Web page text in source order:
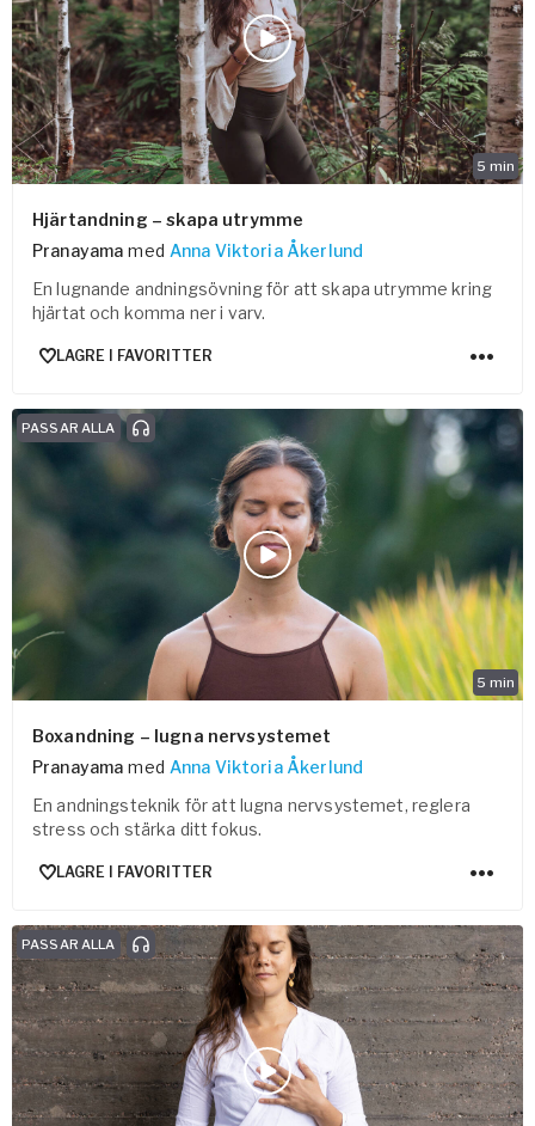
5 min
Hjärtandning – skapa utrymme
Pranayama med Anna Viktoria Åkerlund
En lugnande andningsövning för att skapa utrymme kring
hjärtat och komma ner i varv.
LAGRE I FAVORITTER
5 min
PASSAR ALLA
Boxandning – lugna nervsystemet
Pranayama med Anna Viktoria Åkerlund
En andningsteknik för att lugna nervsystemet, reglera
stress och stärka ditt fokus.
LAGRE I FAVORITTER
PASSAR ALLA